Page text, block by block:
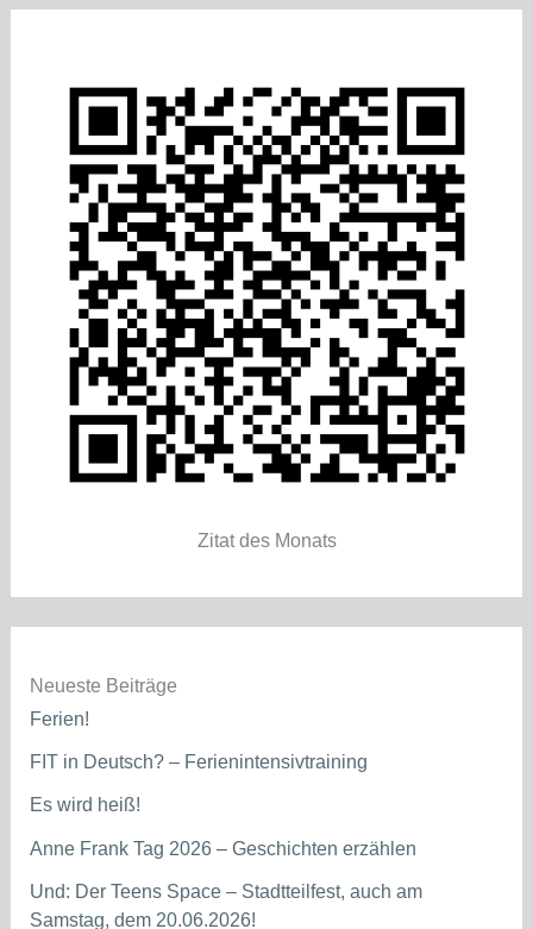
Zitat des Monats
Neueste Beiträge
Ferien!
FIT in Deutsch? – Ferienintensivtraining
Es wird heiß!
Anne Frank Tag 2026 – Geschichten erzählen
Und: Der Teens Space – Stadtteilfest, auch am
Samstag, dem 20.06.2026!